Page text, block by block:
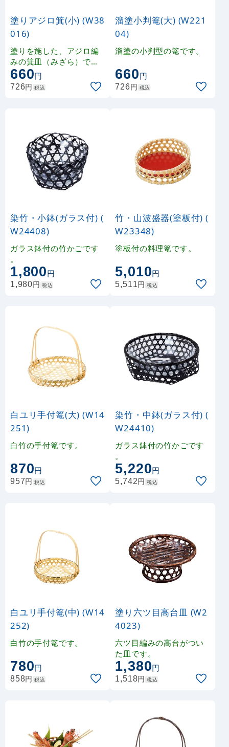
塗りアジロ箕(小) (W38
016)
塗りを施した、アジロ編
みの箕皿（みざら）です
。
660円
726円 税込
溜塗小判篭(大) (W221
04)
溜塗の小判型の篭です。
660円
726円 税込
染竹・小鉢(ガラス付) (
W24408)
ガラス鉢付の竹かごです
。
1,800円
1,980円 税込
竹・山波盛器(塗板付) (
W23348)
塗板付の料理篭です。
5,010円
5,511円 税込
白ユリ手付篭(大) (W14
251)
白竹の手付篭です。
870円
957円 税込
染竹・中鉢(ガラス付) (
W24410)
ガラス鉢付の竹かごです
。
5,220円
5,742円 税込
白ユリ手付篭(中) (W14
252)
白竹の手付篭です。
780円
858円 税込
塗り六ツ目高台皿 (W2
4023)
六ツ目編みの高台がつい
た皿です。
1,380円
1,518円 税込